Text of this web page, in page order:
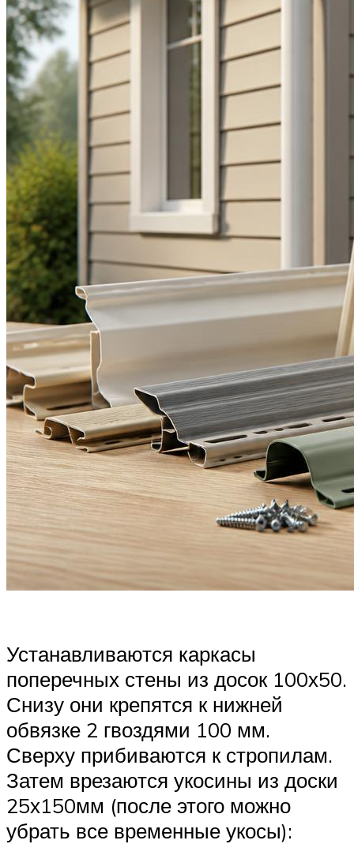
Устанавливаются каркасы
поперечных стены из досок 100х50.
Снизу они крепятся к нижней
обвязке 2 гвоздями 100 мм.
Сверху прибиваются к стропилам.
Затем врезаются укосины из доски
25х150мм (после этого можно
убрать все временные укосы):